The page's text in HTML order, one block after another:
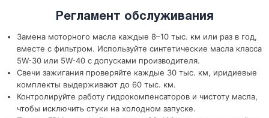
Регламент обслуживания
Замена моторного масла каждые 8–10 тыс. км или раз в год,
вместе с фильтром. Используйте синтетические масла класса
5W-30 или 5W-40 с допусками производителя.
Свечи зажигания проверяйте каждые 30 тыс. км, иридиевые
комплекты выдерживают до 60 тыс. км.
Контролируйте работу гидрокомпенсаторов и чистоту масла,
чтобы исключить стуки на холодном запуске.